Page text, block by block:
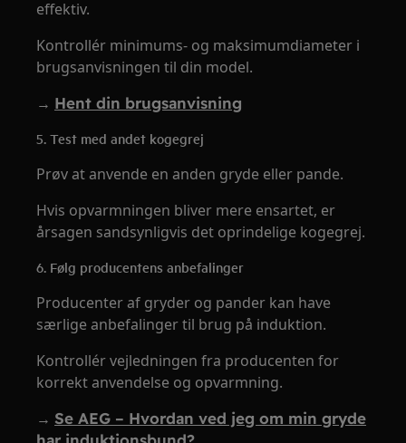
effektiv.
Kontrollér minimums- og maksimumdiameter i
brugsanvisningen til din model.
→ Hent din brugsanvisning
5. Test med andet kogegrej
Prøv at anvende en anden gryde eller pande.
Hvis opvarmningen bliver mere ensartet, er
årsagen sandsynligvis det oprindelige kogegrej.
6. Følg producentens anbefalinger
Producenter af gryder og pander kan have
særlige anbefalinger til brug på induktion.
Kontrollér vejledningen fra producenten for
korrekt anvendelse og opvarmning.
→ Se AEG – Hvordan ved jeg om min gryde